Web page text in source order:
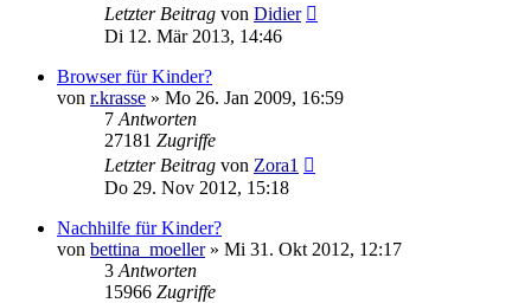
Letzter Beitrag von Didier
Di 12. Mär 2013, 14:46
Browser für Kinder?
von r.krasse » Mo 26. Jan 2009, 16:59
7 Antworten
27181 Zugriffe
Letzter Beitrag von Zora1
Do 29. Nov 2012, 15:18
Nachhilfe für Kinder?
von bettina_moeller» Mi 31. Okt 2012, 12:17
3 Antworten
15966 Zugriffe